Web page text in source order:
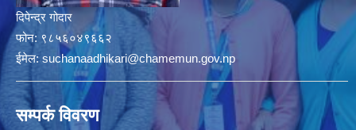
दिपेन्द्र गोदार
फोन: ९८५६०४९६६२
ईमेल: suchanaadhikari@chamemun.gov.np
सम्पर्क विवरण